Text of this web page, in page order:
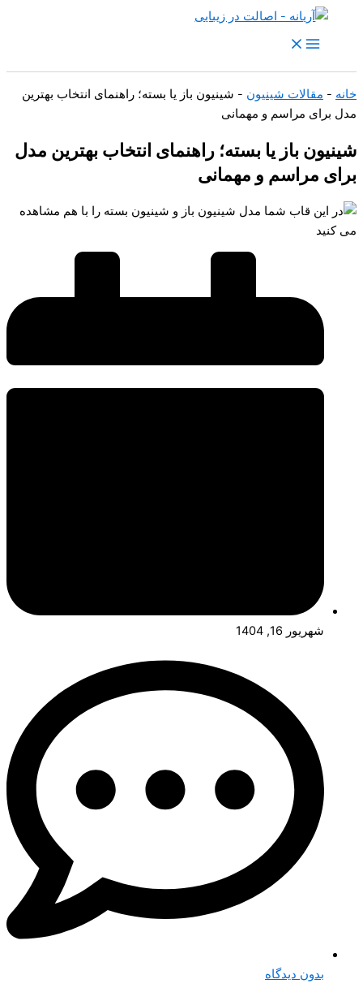
خانه-مقالات شینیون-شینیون باز یا بسته؛ راهنمای انتخاب بهترین
مدل برای مراسم و مهمانی
شینیون باز یا بسته؛ راهنمای انتخاب بهترین مدل
برای مراسم و مهمانی
شهریور 16, 1404
بدون دیدگاه